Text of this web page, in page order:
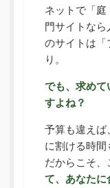
ネットで「
門サイトな
のサイトは「
り。
でも、求めて
すよね？
予算も違えば
に割ける時間
だからこそ、
て、あなたに